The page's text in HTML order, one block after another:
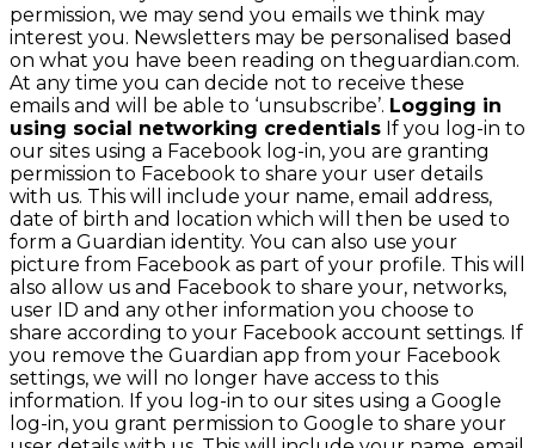
permission, we may send you emails we think may
interest you. Newsletters may be personalised based
on what you have been reading on theguardian.com.
At any time you can decide not to receive these
emails and will be able to ‘unsubscribe’. Logging in
using social networking credentials If you log-in to
our sites using a Facebook log-in, you are granting
permission to Facebook to share your user details
with us. This will include your name, email address,
date of birth and location which will then be used to
form a Guardian identity. You can also use your
picture from Facebook as part of your profile. This will
also allow us and Facebook to share your, networks,
user ID and any other information you choose to
share according to your Facebook account settings. If
you remove the Guardian app from your Facebook
settings, we will no longer have access to this
information. If you log-in to our sites using a Google
log-in, you grant permission to Google to share your